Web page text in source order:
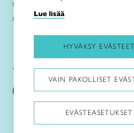
Verkkokauppa
Taito Keski-Pohjanmaa:
Lue lisää
HYVÄKSY EVÄSTEET
VAIN PAKOLLISET
EVÄSTEASETUKSET